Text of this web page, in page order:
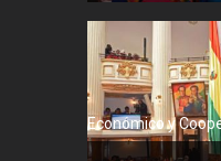
Económico y